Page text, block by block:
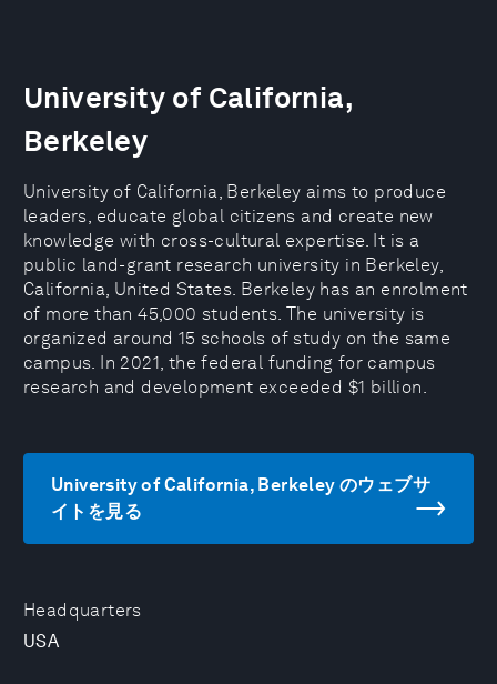
Headquarters
USA
University of California,
Berkeley
University of California, Berkeley aims to produce
leaders, educate global citizens and create new
knowledge with cross-cultural expertise. It is a
public land-grant research university in Berkeley,
California, United States. Berkeley has an enrolment
of more than 45,000 students. The university is
organized around 15 schools of study on the same
campus. In 2021, the federal funding for campus
research and development exceeded $1 billion.
University of California, Berkeley のウェブサ
イトを見る